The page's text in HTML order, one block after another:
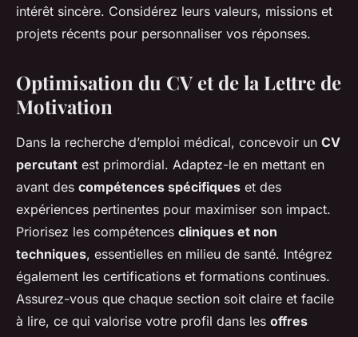
intérêt sincère. Considérez leurs valeurs, missions et
projets récents pour personnaliser vos réponses.
Optimisation du CV et de la Lettre de
Motivation
Dans la recherche d’emploi médical, concevoir un CV
percutant est primordial. Adaptez-le en mettant en
avant des compétences spécifiques et des
expériences pertinentes pour maximiser son impact.
Priorisez les compétences cliniques et non
techniques, essentielles en milieu de santé. Intégrez
également les certifications et formations continues.
Assurez-vous que chaque section soit claire et facile
à lire, ce qui valorise votre profil dans les offres